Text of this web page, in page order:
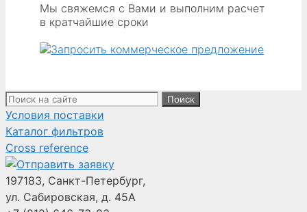
Мы свяжемся с Вами и выполним расчет
в кратчайшие сроки
Поиск:
Условия поставки
Каталог фильтров
Cross reference
197183, Санкт-Петербург,
ул. Сабировская, д. 45А